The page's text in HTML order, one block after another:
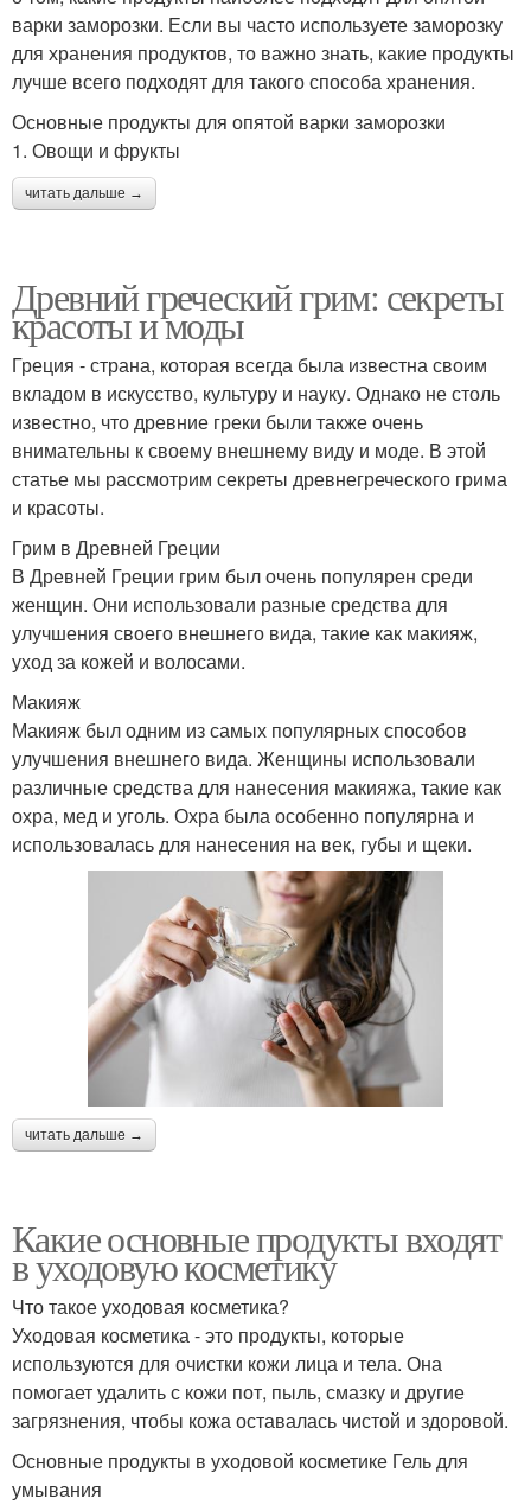
варки заморозки. Если вы часто используете заморозку
для хранения продуктов, то важно знать, какие продукты
лучше всего подходят для такого способа хранения.
Основные продукты для опятой варки заморозки
1. Овощи и фрукты
читать дальше →
Древний греческий грим: секреты
красоты и моды
Греция - страна, которая всегда была известна своим
вкладом в искусство, культуру и науку. Однако не столь
известно, что древние греки были также очень
внимательны к своему внешнему виду и моде. В этой
статье мы рассмотрим секреты древнегреческого грима
и красоты.
Грим в Древней Греции
В Древней Греции грим был очень популярен среди
женщин. Они использовали разные средства для
улучшения своего внешнего вида, такие как макияж,
уход за кожей и волосами.
Макияж
Макияж был одним из самых популярных способов
улучшения внешнего вида. Женщины использовали
различные средства для нанесения макияжа, такие как
охра, мед и уголь. Охра была особенно популярна и
использовалась для нанесения на век, губы и щеки.
читать дальше →
Какие основные продукты входят
в уходовую косметику
Что такое уходовая косметика?
Уходовая косметика - это продукты, которые
используются для очистки кожи лица и тела. Она
помогает удалить с кожи пот, пыль, смазку и другие
загрязнения, чтобы кожа оставалась чистой и здоровой.
Основные продукты в уходовой косметике Гель для
умывания